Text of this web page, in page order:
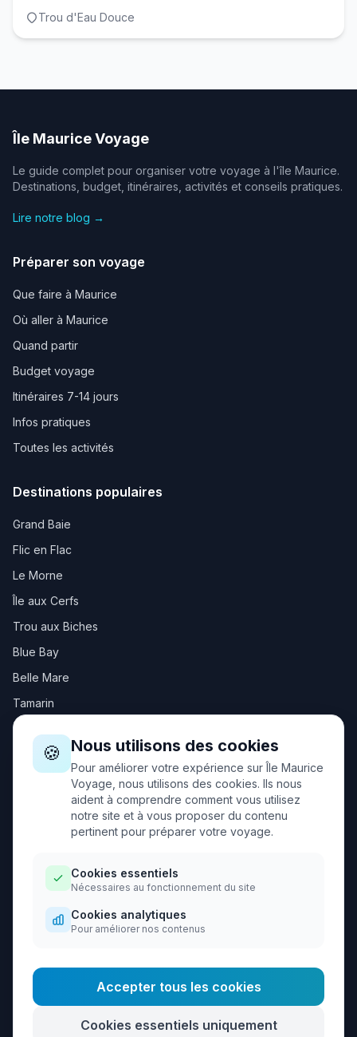
Trou d'Eau Douce
Île Maurice Voyage
Le guide complet pour organiser votre voyage à l'île Maurice.
Destinations, budget, itinéraires, activités et conseils pratiques.
Lire notre blog →
Préparer son voyage
Que faire à Maurice
Où aller à Maurice
Quand partir
Budget voyage
Itinéraires 7-14 jours
Infos pratiques
Toutes les activités
Destinations populaires
Grand Baie
Flic en Flac
Le Morne
Île aux Cerfs
Trou aux Biches
Blue Bay
Belle Mare
Tamarin
Autres destinations
Cap Malheureux
Trou d'Eau Douce
Chamouny
Gorges Rivière Noire
Chutes de Tamarin
|Mentions légales|Politique de confidentialité
🍪 Nous utilisons des cookies
Pour améliorer votre expérience sur Île Maurice
Voyage, nous utilisons des cookies. Ils nous
aident à comprendre comment vous utilisez
notre site et à vous proposer du contenu
pertinent pour préparer votre voyage.
Cookies essentiels
Nécessaires au fonctionnement du site
Cookies analytiques
Pour améliorer nos contenus
Accepter tous les cookies
Cookies essentiels uniquement